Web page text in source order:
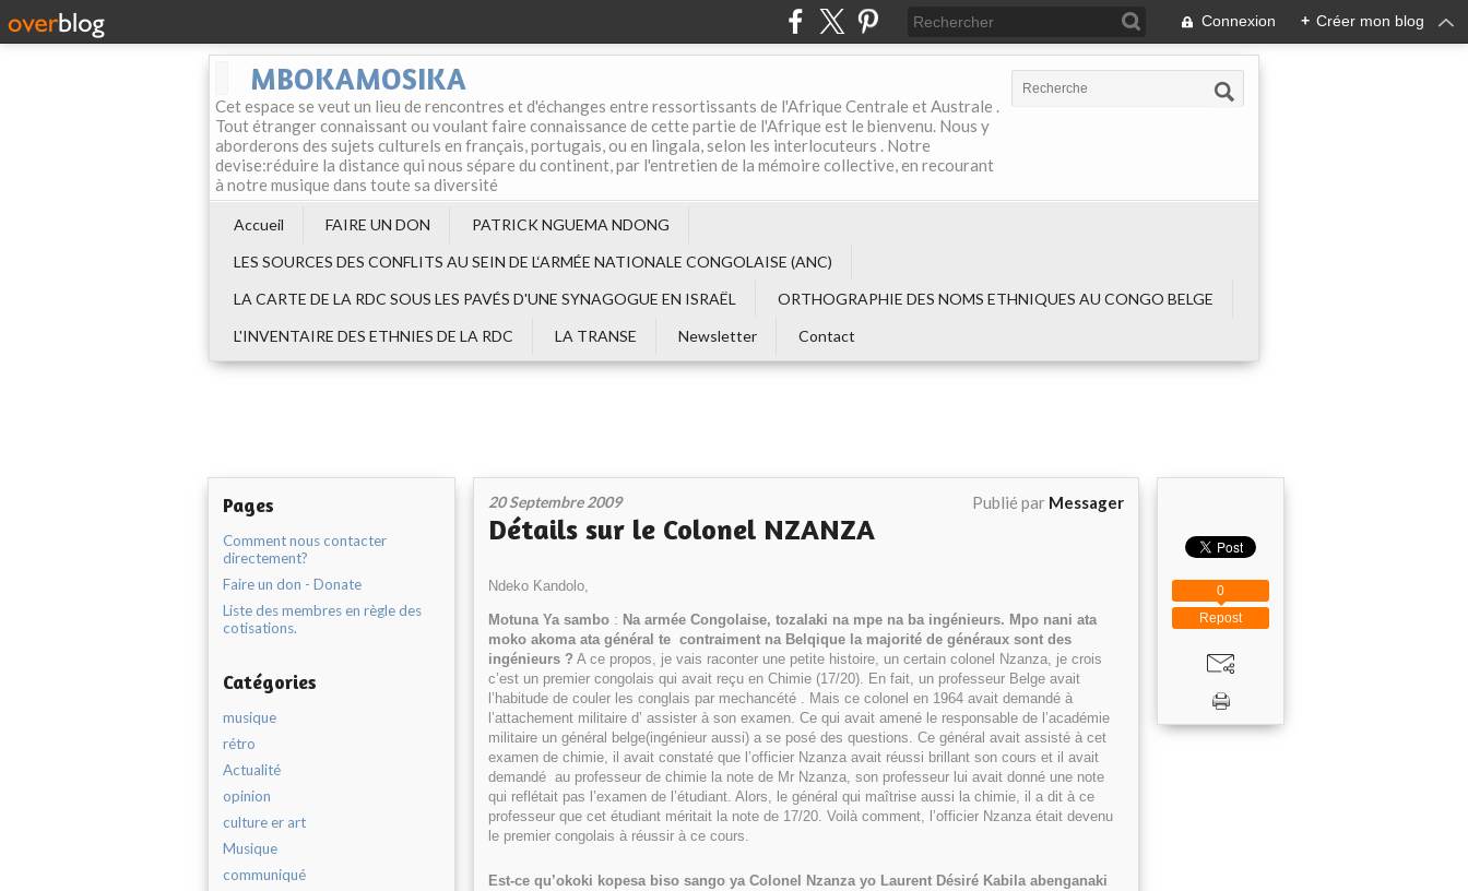
Connexion + Créer mon blog
MBOKAMOSIKA
Cet espace se veut un lieu de rencontres et d'échanges entre ressortissants de l'Afrique Centrale et Australe .
Tout étranger connaissant ou voulant faire connaissance de cette partie de l'Afrique est le bienvenu. Nous y
aborderons des sujets culturels en français, portugais, ou en lingala, selon les interlocuteurs . Notre
devise:réduire la distance qui nous sépare du continent, par l'entretien de la mémoire collective, en recourant
à notre musique dans toute sa diversité
Accueil FAIRE UN DON
PATRICK NGUEMA NDONG
LES SOURCES DES CONFLITS AU SEIN DE L‘ARMÉE NATIONALE CONGOLAISE (ANC)
LA CARTE DE LA RDC SOUS LES PAVÉS D'UNE SYNAGOGUE EN ISRAËL
ORTHOGRAPHIE DES NOMS ETHNIQUES AU CONGO BELGE
L'INVENTAIRE DES ETHNIES DE LA RDC
LA TRANSE Newsletter Contact
Pages
Comment nous contacter
directement?
Faire un don - Donate
Liste des membres en règle des
cotisations.
Catégories
musique
rétro
Actualité
opinion
culture er art
Musique
communiqué
20 Septembre 2009 Publié par Messager
Détails sur le Colonel NZANZA
Ndeko Kandolo,
Motuna Ya sambo : Na armée Congolaise, tozalaki na mpe na ba ingénieurs. Mpo nani ata
moko akoma ata général te contraiment na Belqique la majorité de généraux sont des
ingénieurs ? A ce propos, je vais raconter une petite histoire, un certain colonel Nzanza, je crois
c’est un premier congolais qui avait reçu en Chimie (17/20). En fait, un professeur Belge avait
l’habitude de couler les conglais par mechancété . Mais ce colonel en 1964 avait demandé à
l’attachement militaire d’ assister à son examen. Ce qui avait amené le responsable de l’académie
militaire un général belge(ingénieur aussi) a se posé des questions. Ce général avait assisté à cet
examen de chimie, il avait constaté que l’officier Nzanza avait réussi brillant son cours et il avait
demandé au professeur de chimie la note de Mr Nzanza, son professeur lui avait donné une note
qui reflétait pas l’examen de l’étudiant. Alors, le général qui maîtrise aussi la chimie, il a dit à ce
professeur que cet étudiant méritait la note de 17/20. Voilà comment, l’officier Nzanza était devenu
le premier congolais à réussir à ce cours.
Est-ce qu’okoki kopesa biso sango ya Colonel Nzanza yo Laurent Désiré Kabila abenganaki
Repost
0